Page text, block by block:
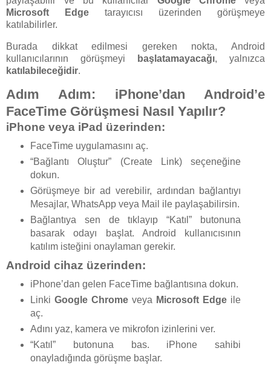
Microsoft Edge tarayıcısı üzerinden görüşmeye
katılabilirler.
Burada dikkat edilmesi gereken nokta, Android
kullanıcılarının görüşmeyi
başlatamayacağı, yalnızca
katılabileceğidir.
Adım Adım: iPhone’dan Android’e
FaceTime Görüşmesi Nasıl Yapılır?
iPhone veya iPad üzerinden:
FaceTime uygulamasını aç.
“Bağlantı Oluştur” (Create Link) seçeneğine
dokun.
Görüşmeye bir ad verebilir, ardından bağlantıyı
Mesajlar, WhatsApp veya Mail ile paylaşabilirsin.
Bağlantıya sen de tıklayıp “Katıl” butonuna
basarak odayı başlat. Android kullanıcısının
katılım isteğini onaylaman gerekir.
Android cihaz üzerinden:
iPhone’dan gelen FaceTime bağlantısına dokun.
Linki Google Chromeveya Microsoft Edge ile
aç.
Adını yaz, kamera ve mikrofon izinlerini ver.
“Katıl” butonuna bas. iPhone sahibi
onayladığında görüşme başlar.